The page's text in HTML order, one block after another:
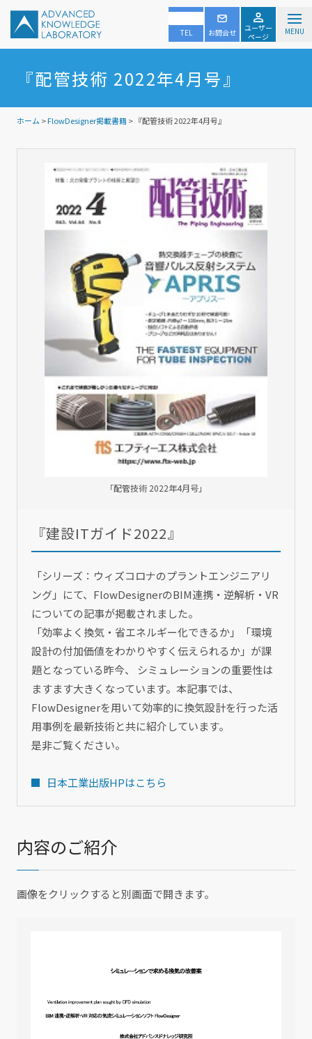
TEL お問合せ
ユーザー
ページ
MENU
『配管技術 2022年4月号』
ホーム >FlowDesigner掲載書籍> 『配管技術 2022年4月号』
「配管技術 2022年4月号」
『建設ITガイド2022』
「シリーズ：ウィズコロナのプラントエンジニアリ
ング」にて、FlowDesignerのBIM連携・逆解析・VR
についての記事が掲載されました。
「効率よく換気・省エネルギー化できるか」「環境
設計の付加価値をわかりやすく伝えられるか」が課
題となっている昨今、 シミュレーションの重要性は
ますます大きくなっています。本記事では、
FlowDesignerを用いて効率的に換気設計を行った活
用事例を最新技術と共に紹介しています。
是非ご覧ください。
日本工業出版HPはこちら
内容のご紹介
画像をクリックすると別画面で開きます。